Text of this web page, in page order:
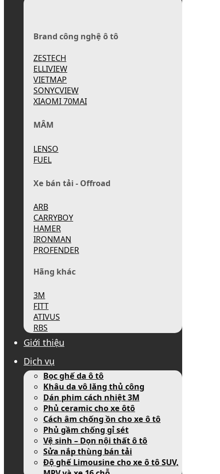
Brand công nghệ ô tô
ZESTECH
ELLIVIEW
VIETMAP
SONYCVIEW
XIAOMI 70MAI
MÂM
LENSO
FUEL
Xe bán tải - Offroad
ARB
CARRYBOY
HAMER
IRONMAN
PROFENDER
Hãng khác
3M
FITT
ATIVUS
RBS
Giới thiệu
Dịch vụ
Bọc ghế da ô tô
Khâu da vô lăng thủ công
Dán phim cách nhiệt 3M
Phủ ceramic cho xe ôtô
Cách âm chống ồn cho xe ô tô
Phủ gầm chống gỉ sét
Vệ sinh – Dọn nội thất ô tô
Sửa nắp thùng bán tải
Độ ghế Limousine cho xe ô tô SUV,